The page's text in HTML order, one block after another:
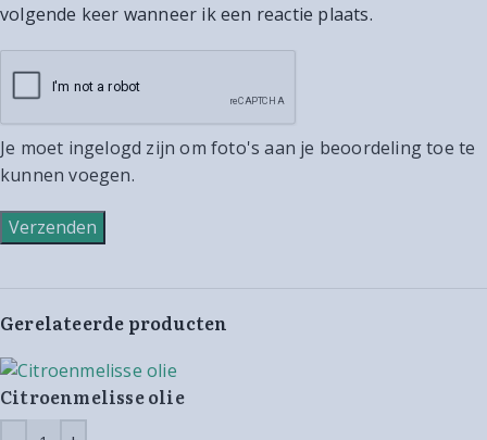
volgende keer wanneer ik een reactie plaats.
Je moet ingelogd zijn om foto's aan je beoordeling toe te
kunnen voegen.
Gerelateerde producten
Citroenmelisse olie